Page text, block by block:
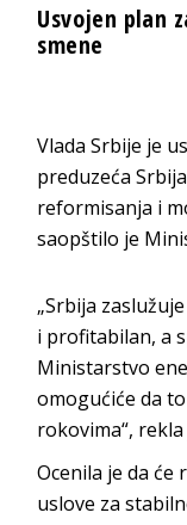
Usvojen plan
smene
Vlada Srbije je
preduzeća
reformisanja i
saopštilo je
„Srbija
i profitabilan, a
Ministarstvo
omogućiće da
rokovima“,
Ocenila je da
uslove za